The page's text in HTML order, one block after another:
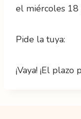
el miércoles
Pide la tuya:
¡Vaya! ¡El